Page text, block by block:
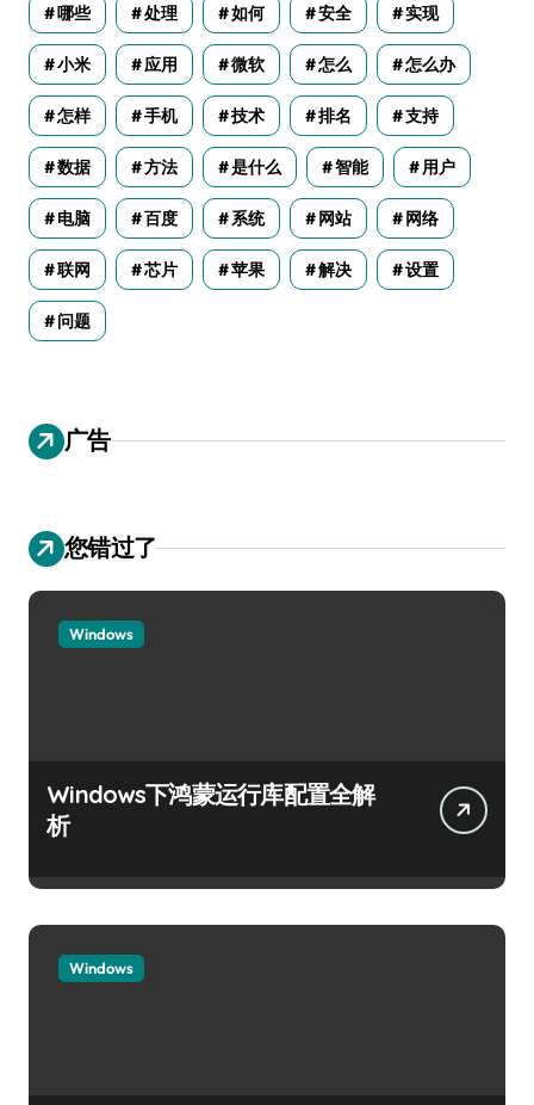
哪些 处理 如何 安全 实现
小米 应用 微软 怎么 怎么办
怎样 手机 技术 排名 支持
数据 方法 是什么 智能 用户
电脑 百度 系统 网站 网络
联网 芯片 苹果 解决 设置
问题
广告
您错过了
Windows
Windows下鸿蒙运行库配置全解
析
Windows